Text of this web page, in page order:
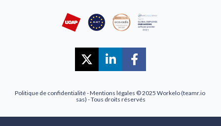
Share on X (Twitter)
Share on LinkedIn
Share on
Politique de confidentialité - Mentions légales © 2025 Workelo (teamr.io
sas) - Tous droits réservés